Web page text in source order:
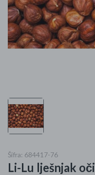
Ljepota i zdravlje
Mame i bebe
Kućanski aparati
Specijalne kategorije
Kišobrani akcija
Šifra: 684417-76
Li-Lu lješnjak